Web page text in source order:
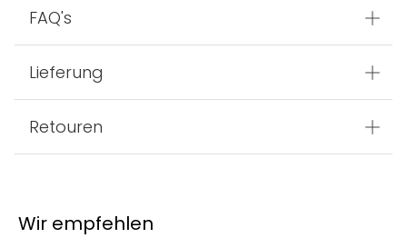
FAQ's
Lieferung
Retouren
Wir empfehlen